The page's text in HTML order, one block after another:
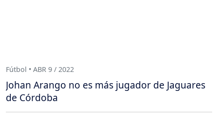
Fútbol • ABR 9 / 2022
Johan Arango no es más jugador de Jaguares
de Córdoba